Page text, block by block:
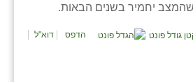
יחמיר בשנים הבאות.
הדפס דוא"ל